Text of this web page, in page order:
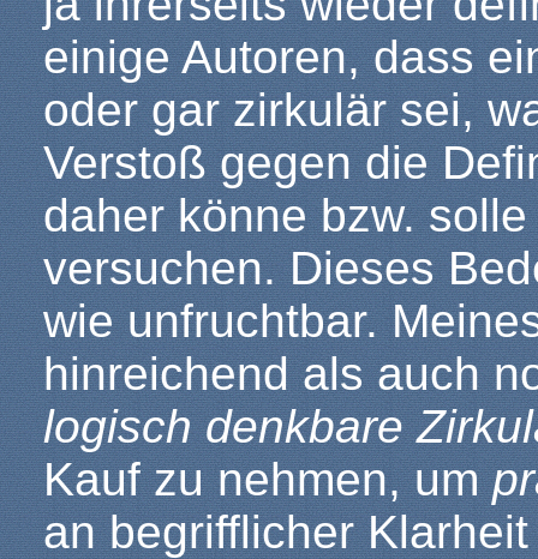
einige Autoren, dass
oder gar zirkulär sei,
Verstoß gegen die
daher könne bzw.
versuchen. Dieses
wie unfruchtbar.
hinreichend als auch
logisch denkbare
Kauf zu nehmen, um
an begrifflicher